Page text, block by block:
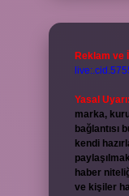
Reklam ve
Yasal Uyarı:
marka,
bağlantısı
kendi
haber
ve kişiler